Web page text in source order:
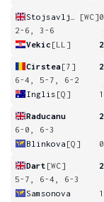
[WC]0
2-6, 3-6
Vekic [LL] 2
Cirstea[7]
2
6-4, 5-7, 6-2
Inglis [Q] 1
Raducanu
2
6-0, 6-3
Blinkova [Q] 0
Dart [WC]
2
5-7, 6-4, 6-3
Samsonova
1